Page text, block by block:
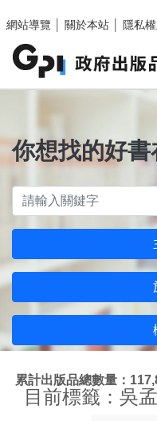
網站導覽
關於本站 隱私
你想找的好書
累計出版品總數量：
目前標籤：吳